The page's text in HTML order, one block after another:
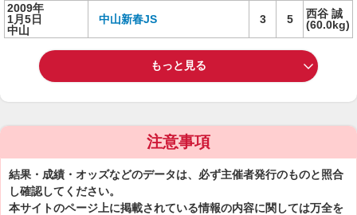
2009年
1月5日
中山
中山新春JS 3 5
西谷 誠
(60.0kg)
もっと見る
注意事項
結果・成績・オッズなどのデータは、必ず主催者発行のものと照合
し確認してください。
本サイトのページ上に掲載されている情報の内容に関しては万全を